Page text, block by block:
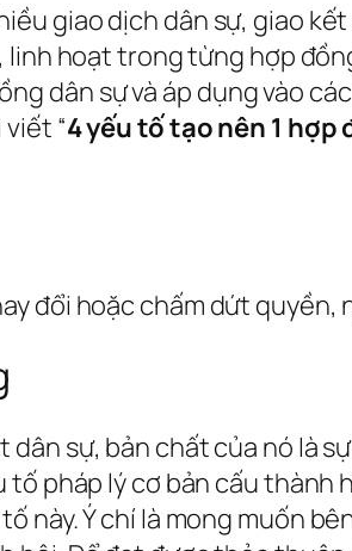
giao dịch dân sự, giao
hoạt trong từng hợp
dân sự và áp dụng vào
“4 yếu tố tạo nên 1
đổi hoặc chấm dứt quyền,
sự, bản chất của nó là
pháp lý cơ bản cấu
này. Ý chí là mong muốn